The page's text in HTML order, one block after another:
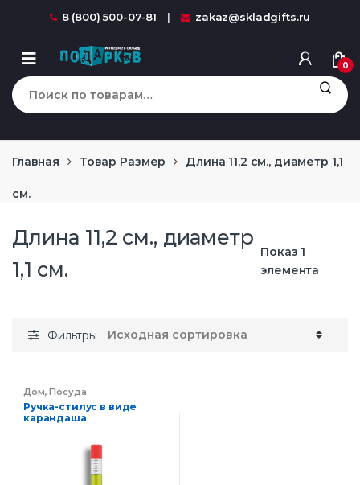
8 (800) 500-07-81 zakaz@skladgifts.ru
0
Искать:
Главная Товар Размер Длина 11,2 см., диаметр 1,1
см.
Длина 11,2 см., диаметр
1,1 см.
Показ 1
элемента
Фильтры
Дом,Посуда
Ручка-стилус в виде
карандаша